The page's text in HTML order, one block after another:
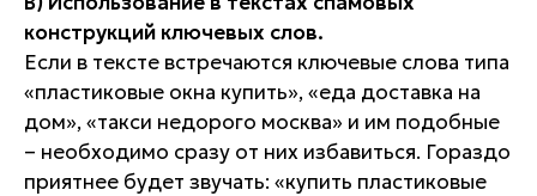
конструкций ключевых слов.
Если в тексте встречаются ключевые слова типа
«пластиковые окна купить», «еда доставка на
дом», «такси недорого москва» и им подобные
– необходимо сразу от них избавиться. Гораздо
приятнее будет звучать: «купить пластиковые